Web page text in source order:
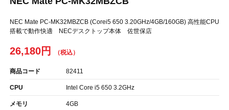
NEC Mate PC-MK32MBZCB (Corei5 650 3.20GHz/4GB/160GB) 高性能CPU
搭載で動作快適 NECデスクトップ本体 佐世保店
26,180円
商品コード 82411
CPU Intel Core i5 650 3.2GHz
メモリ 4GB